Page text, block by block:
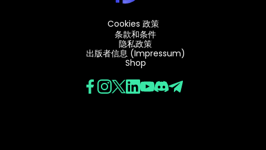
Cookies 政策
条款和条件
隐私政策
出版者信息 (Impressum)
Shop